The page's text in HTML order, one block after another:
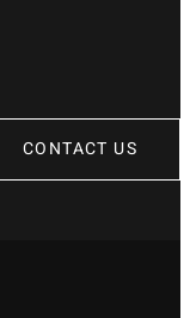
CONTACT US